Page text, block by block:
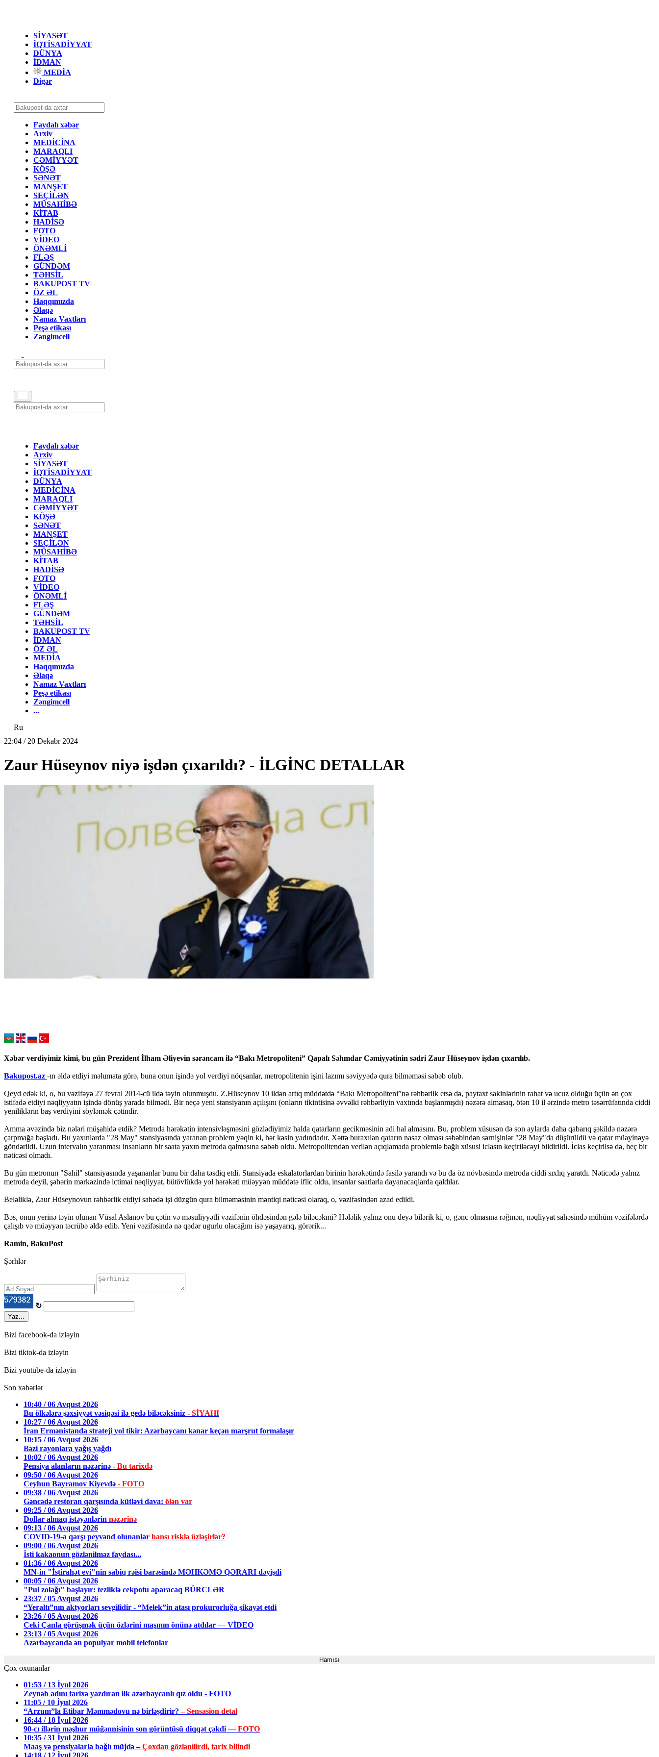
SİYASƏT
İQTİSADİYYAT
DÜNYA
İDMAN
MEDİA
Digər
Faydalı xəbər
Arxiv
MEDİCİNA
MARAQLI
CƏMİYYƏT
KÖŞƏ
SƏNƏT
MANŞET
SEÇİLƏN
MÜSAHİBƏ
KİTAB
HADİSƏ
FOTO
VİDEO
ÖNƏMLİ
FLƏŞ
GÜNDƏM
TƏHSİL
BAKUPOST TV
ÖZ ƏL
Haqqımızda
Əlaqə
Namaz Vaxtları
Peşə etikası
Zəngimcell
Faydalı xəbər
Arxiv
SİYASƏT
İQTİSADİYYAT
DÜNYA
MEDİCİNA
MARAQLI
CƏMİYYƏT
KÖŞƏ
SƏNƏT
MANŞET
SEÇİLƏN
MÜSAHİBƏ
KİTAB
HADİSƏ
FOTO
VİDEO
ÖNƏMLİ
FLƏŞ
GÜNDƏM
TƏHSİL
BAKUPOST TV
İDMAN
ÖZ ƏL
MEDİA
Haqqımızda
Əlaqə
Namaz Vaxtları
Peşə etikası
Zəngimcell
...
Ru
22:04 / 20 Dekabr 2024
Zaur Hüseynov niyə işdən çıxarıldı? - İLGİNC DETALLAR
Xəbər verdiyimiz kimi, bu gün Prezident İlham Əliyevin sərəncam ilə “Bakı Metropoliteni” Qapalı Səhmdar Cəmiyyətinin sədri Zaur Hüseynov işdən çıxarılıb.
Bakupost.az -ın əldə etdiyi məlumata görə, buna onun işində yol verdiyi nöqsanlar, metropolitenin işini lazımı səviyyədə qura bilməməsi səbəb olub.
Qeyd edək ki, o, bu vəzifəyə 27 fevral 2014-cü ildə təyin olunmuşdu. Z.Hüseynov 10 ildən artıq müddətdə “Bakı Metropoliteni”nə rəhbərlik etsə də, paytaxt sakinlərinin rahat və ucuz olduğu üçün ən çox
istifadə etdiyi nəqliyyatın işində dönüş yarada bilmədi. Bir neçə yeni stansiyanın açılışını (onların tikintisinə əvvəlki rəhbərliyin vaxtında başlanmışdı) nəzərə almasaq, ötən 10 il ərzində metro təsərrüfatında ciddi
yeniliklərin baş verdiyini söyləmək çətindir.
Amma əvəzində biz nələri müşahidə etdik? Metroda hərəkətin intensivləşməsini gözlədiyimiz halda qatarların gecikməsinin adi hal almasını. Bu, problem xüsusən də son aylarda daha qabarıq şəkildə nəzərə
çarpmağa başladı. Bu yaxınlarda "28 May" stansiyasında yaranan problem yəqin ki, hər kəsin yadındadır. Xəttə buraxılan qatarın nasaz olması səbəbindən sərnişinlər "28 May"da düşürüldü və qatar müayinəyə
göndərildi. Uzun intervalın yaranması insanların bir saata yaxın metroda qalmasına səbəb oldu. Metropolitendən verilən açıqlamada problemlə bağlı xüsusi iclasın keçiriləcəyi bildirildi. İclas keçirilsə də, heç bir
nəticəsi olmadı.
Bu gün metronun "Sahil" stansiyasında yaşananlar bunu bir daha təsdiq etdi. Stansiyada eskalatorlardan birinin hərəkətində fasilə yarandı və bu da öz növbəsində metroda ciddi sıxlıq yaratdı. Nəticədə yalnız
metroda deyil, şəhərin mərkəzində ictimai nəqliyyat, bütövlükdə yol hərəkəti müəyyən müddətə iflic oldu, insanlar saatlarla dayanacaqlarda qaldılar.
Beləliklə, Zaur Hüseynovun rəhbərlik etdiyi sahədə işi düzgün qura bilməməsinin məntiqi nəticəsi olaraq, o, vəzifəsindən azad edildi.
Bəs, onun yerinə təyin olunan Vüsal Aslanov bu çətin və məsuliyyətli vəzifənin öhdəsindən gələ biləcəkmi? Hələlik yalnız onu deyə bilərik ki, o, gənc olmasına rəğmən, nəqliyyat sahəsində mühüm vəzifələrdə
çalışıb və müəyyən təcrübə əldə edib. Yeni vəzifəsində nə qədər ugurlu olacağını isə yaşayarıq, görərik...
Ramin, BakuPost
Şərhlər
↻
Yaz...
Bizi facebook-da izləyin
Bizi tiktok-da izləyin
Bizi youtube-da izləyin
Son xəbərlər
10:40 / 06 Avqust 2026
Bu ölkələrə şəxsiyyət vəsiqəsi ilə gedə biləcəksiniz - SİYAHI
10:27 / 06 Avqust 2026
İran Ermənistanda strateji yol tikir: Azərbaycanı kənar keçən marşrut formalaşır
10:15 / 06 Avqust 2026
Bəzi rayonlara yağış yağdı
10:02 / 06 Avqust 2026
Pensiya alanların nəzərinə - Bu tarixdə
09:50 / 06 Avqust 2026
Ceyhun Bayramov Kiyevdə - FOTO
09:38 / 06 Avqust 2026
Gəncədə restoran qarşısında kütləvi dava: ölən var
09:25 / 06 Avqust 2026
Dollar almaq istəyənlərin nəzərinə
09:13 / 06 Avqust 2026
COVID-19-a qarşı peyvənd olunanlar hansı risklə üzləşirlər?
09:00 / 06 Avqust 2026
İsti kakaonun gözlənilməz faydası...
01:36 / 06 Avqust 2026
MN-in "İstirahət evi"nin sabiq rəisi barəsində MƏHKƏMƏ QƏRARI dəyişdi
00:05 / 06 Avqust 2026
"Pul zolağı" başlayır: tezliklə cekpotu aparacaq BÜRCLƏR
23:37 / 05 Avqust 2026
“Yeraltı”nın aktyorları sevgilidir - “Melek”in atası prokurorluğa şikayət etdi
23:26 / 05 Avqust 2026
Ceki Çanla görüşmək üçün özlərini maşının önünə atdılar — VİDEO
23:13 / 05 Avqust 2026
Azərbaycanda ən populyar mobil telefonlar
Hamısı
Çox oxunanlar
01:53 / 13 İyul 2026
Zeynəb adını tarixə yazdıran ilk azərbaycanlı qız oldu - FOTO
11:05 / 10 İyul 2026
“Arzum”la Etibar Məmmədovu nə birləşdirir?– Sensasion detal
16:44 / 18 İyul 2026
90-cı illərin məşhur müğənnisinin son görüntüsü diqqət çəkdi —FOTO
10:35 / 31 İyul 2026
Maaş və pensiyalarla bağlı müjdə –Çoxdan gözlənilirdi, tarix bilindi